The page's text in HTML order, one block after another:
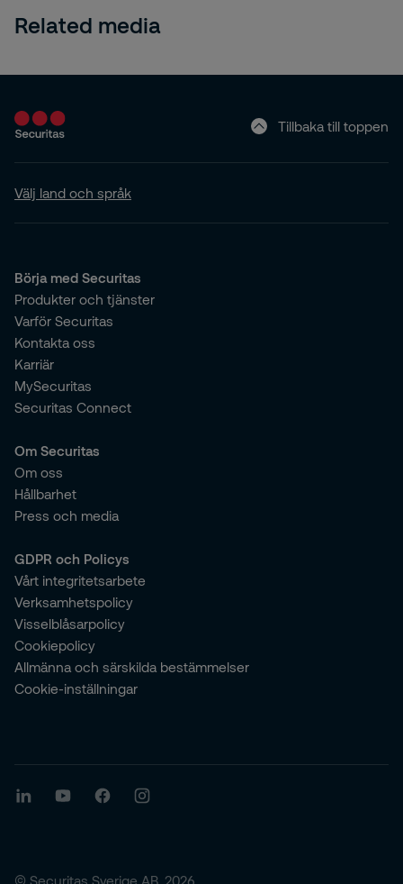
Related media
Tillbaka till toppen
Välj land och språk
Börja med Securitas
Produkter och tjänster
Varför Securitas
Kontakta oss
Karriär
MySecuritas
Securitas Connect
Om Securitas
Om oss
Hållbarhet
Press och media
GDPR och Policys
Vårt integritetsarbete
Verksamhetspolicy
Visselblåsarpolicy
Cookiepolicy
Allmänna och särskilda bestämmelser
Cookie-inställningar
© Securitas Sverige AB, 2026